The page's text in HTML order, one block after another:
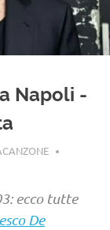
Napoli -
ecco tutte
De